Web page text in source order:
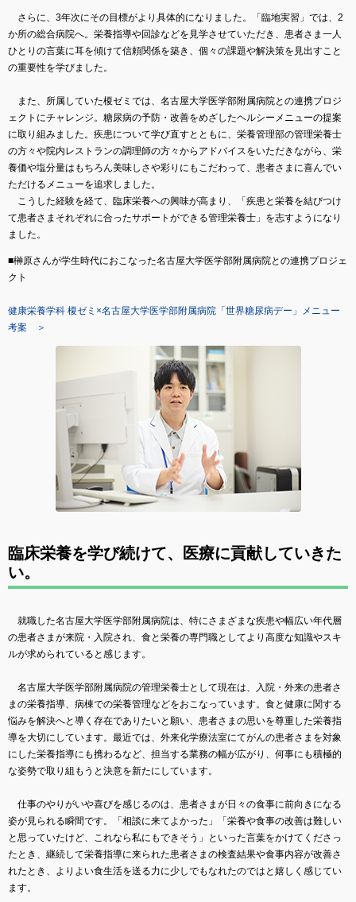
さらに、3年次にその目標がより具体的になりました。「臨地実習」では、2
か所の総合病院へ。栄養指導や回診などを見学させていただき、患者さま一人
ひとりの言葉に耳を傾けて信頼関係を築き、個々の課題や解決策を見出すこと
の重要性を学びました。
また、所属していた榎ゼミでは、名古屋大学医学部附属病院との連携プロジ
ェクトにチャレンジ。糖尿病の予防・改善をめざしたヘルシーメニューの提案
に取り組みました。疾患について学び直すとともに、栄養管理部の管理栄養士
の方々や院内レストランの調理師の方々からアドバイスをいただきながら、栄
養価や塩分量はもちろん美味しさや彩りにもこだわって、患者さまに喜んでい
ただけるメニューを追求しました。
こうした経験を経て、臨床栄養への興味が高まり、「疾患と栄養を結びつけ
て患者さまそれぞれに合ったサポートができる管理栄養士」を志すようになり
ました。
■榊原さんが学生時代におこなった名古屋大学医学部附属病院との連携プロジェ
クト
健康栄養学科 榎ゼミ×名古屋大学医学部附属病院「世界糖尿病デー」メニュー
考案 ＞
臨床栄養を学び続けて、医療に貢献していきた
い。
就職した名古屋大学医学部附属病院は、特にさまざまな疾患や幅広い年代層
の患者さまが来院・入院され、食と栄養の専門職としてより高度な知識やスキ
ルが求められていると感じます。
名古屋大学医学部附属病院の管理栄養士として現在は、入院・外来の患者さ
まの栄養指導、病棟での栄養管理などをおこなっています。食と健康に関する
悩みを解決へと導く存在でありたいと願い、患者さまの思いを尊重した栄養指
導を大切にしています。最近では、外来化学療法室にてがんの患者さまを対象
にした栄養指導にも携わるなど、担当する業務の幅が広がり、何事にも積極的
な姿勢で取り組もうと決意を新たにしています。
仕事のやりがいや喜びを感じるのは、患者さまが日々の食事に前向きになる
姿が見られる瞬間です。「相談に来てよかった」「栄養や食事の改善は難しい
と思っていたけど、これなら私にもできそう」といった言葉をかけてくださっ
たとき、継続して栄養指導に来られた患者さまの検査結果や食事内容が改善さ
れたとき、よりよい食生活を送る力に少しでもなれたのではと嬉しく感じてい
ます。